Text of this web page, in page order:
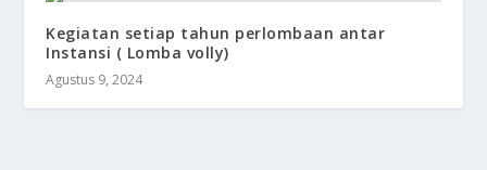
Kegiatan setiap tahun perlombaan antar
Instansi ( Lomba volly)
Agustus 9, 2024